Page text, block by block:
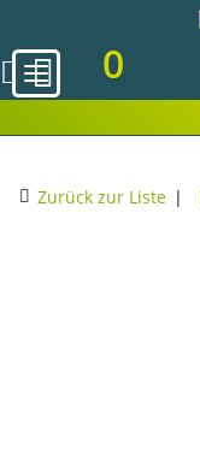
0
Zurück zur Liste